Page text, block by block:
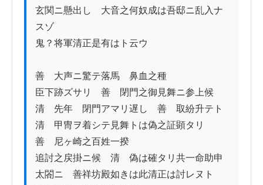
玄関ニ懸出し　大音之何奴成は吾邸ニ乱入ナ
スゾ
鬼？将軍清正是有はト云ウ
善　大声ニ驚テ落馬　鼻血之種
臣下跡ズサリ　善　閉門之御見舞ニ参上候
清　先年ゟ閉門アマリ遅し　善　取紛升テト
清　甲冑ヲ着シテ見舞トは偽之証顕タリ
善　尼ヶ崎之百姓一揆
追討之戻掛ニ候　清　偽は確タリ共一命助申
太閤ニ　善祥坊殿如きは此清正は討レヌト